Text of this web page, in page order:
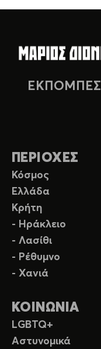
ΕΚΠΟΜΠΕΣ
ΠΕΡΙΟΧΕΣ
Κόσμος
Ελλάδα
Κρήτη
- Ηράκλειο
- Λασίθι
- Ρέθυμνο
- Χανιά
ΚΟΙΝΩΝΙΑ
LGBTQ+
Αστυνομικά